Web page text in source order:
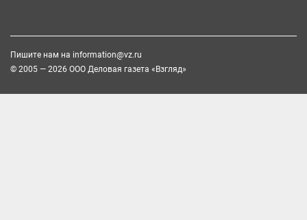
Пишите нам на information@vz.ru
© 2005 — 2026 ООО Деловая газета «Взгляд»